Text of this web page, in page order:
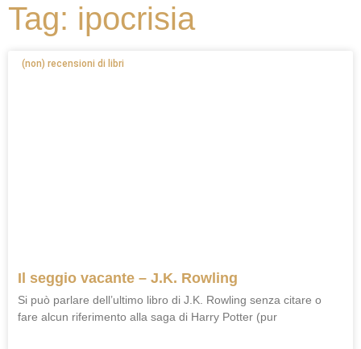
Tag: ipocrisia
(non) recensioni di libri
Il seggio vacante – J.K. Rowling
Si può parlare dell’ultimo libro di J.K. Rowling senza citare o
fare alcun riferimento alla saga di Harry Potter (pur